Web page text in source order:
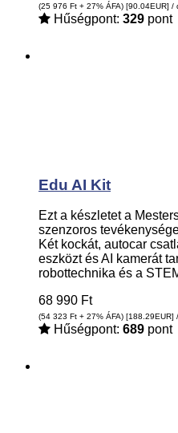
(25 976 Ft + 27% ÁFA) [90.04EUR] /
Hűségpont: 329 pont
Edu AI Kit
Ezt a készletet a
szenzoros
Két kockát, autocar
eszközt és AI kamerát
robottechnika és a
68 990 Ft
(54 323 Ft + 27% ÁFA) [188.29EUR]
Hűségpont: 689 pont